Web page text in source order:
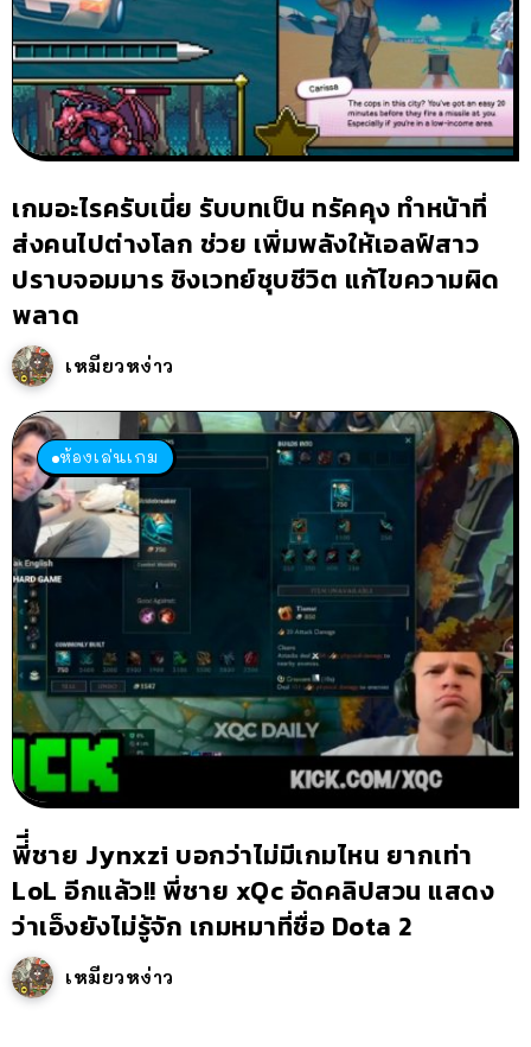
เกมอะไรครับเนี่ย รับบทเป็น ทรัคคุง ทำหน้าที่
ส่งคนไปต่างโลก ช่วย เพิ่มพลังให้เอลฟ์สาว
ปราบจอมมาร ชิงเวทย์ชุบชีวิต แก้ไขความผิด
พลาด
เหมียวหง่าว
ห้องเล่นเกม
พี่ี่ชาย Jynxzi บอกว่าไม่มีเกมไหน ยากเท่า
LoL อีกแล้ว!! พี่ชาย xQc อัดคลิปสวน แสดง
ว่าเอ็งยังไม่รู้จัก เกมหมาที่ชื่อ Dota 2
เหมียวหง่าว